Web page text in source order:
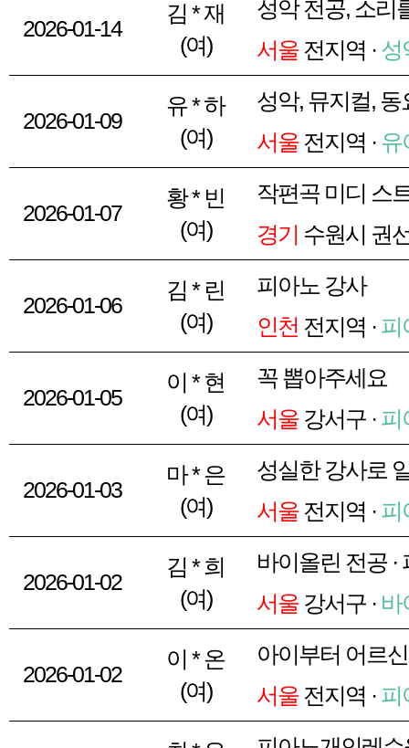
2026-01-14
김 * 재
(여)
성악 전공, 소
서울전지역 · 성
2026-01-09
유 * 하
(여)
성악, 뮤지컬, 동
서울전지역 · 유
2026-01-07
황 * 빈
(여)
작편곡 미디 스
경기 수원시 권
2026-01-06
김 * 린
(여)
피아노 강사
인천 전지역 · 피
2026-01-05
이 * 현
(여)
꼭 뽑아주세요
서울강서구 · 피
2026-01-03
마 * 은
(여)
성실한 강사로
서울전지역 · 피
2026-01-02
김 * 희
(여)
바이올린 전공
서울강서구 · 바
2026-01-02
이 * 온
(여)
아이부터 어르
서울전지역 · 피